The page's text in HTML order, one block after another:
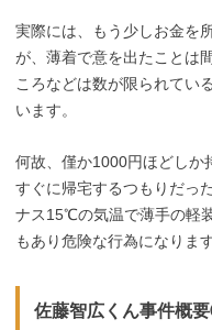
実際には、もう少しお金を
が、薄着で意を出たことは
ころなどは数が限られてい
います。
何故、僅か1000円ほどしか
すぐに帰宅するつもりだっ
ナス15℃の気温で薄手の軽
もあり危険な行為になります
佐藤智広くん事件概